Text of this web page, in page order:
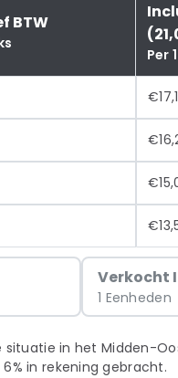
BTW
Per
Verkocht
1 Eenheden
situatie in het Midden-
in rekening gebracht.